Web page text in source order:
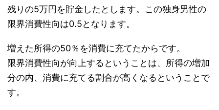
残りの5万円を貯金したとします。この独身男性の
限界消費性向は0.5となります。
増えた所得の50％を消費に充てたからです。
限界消費性向が向上するということは、所得の増加
分の内、消費に充てる割合が高くなるということで
す。